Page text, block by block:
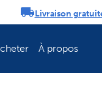
Livraison
À propos